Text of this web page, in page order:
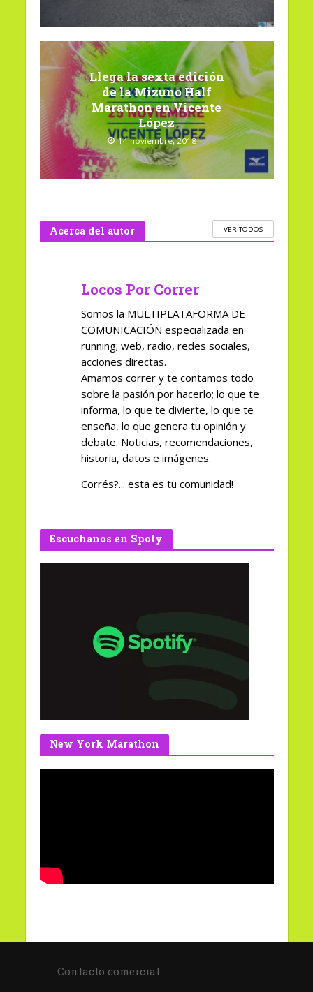
Llega la sexta edición
de la Mizuno Half
Marathon en Vicente
López
14 noviembre, 2018
Acerca del autor VER TODOS
Locos Por Correr
Somos la MULTIPLATAFORMA DE
COMUNICACIÓN especializada en
running; web, radio, redes sociales,
acciones directas.
Amamos correr y te contamos todo
sobre la pasión por hacerlo; lo que te
informa, lo que te divierte, lo que te
enseña, lo que genera tu opinión y
debate. Noticias, recomendaciones,
historia, datos e imágenes.
Corrés?... esta es tu comunidad!
Escuchanos en Spoty
New York Marathon
Contacto comercial